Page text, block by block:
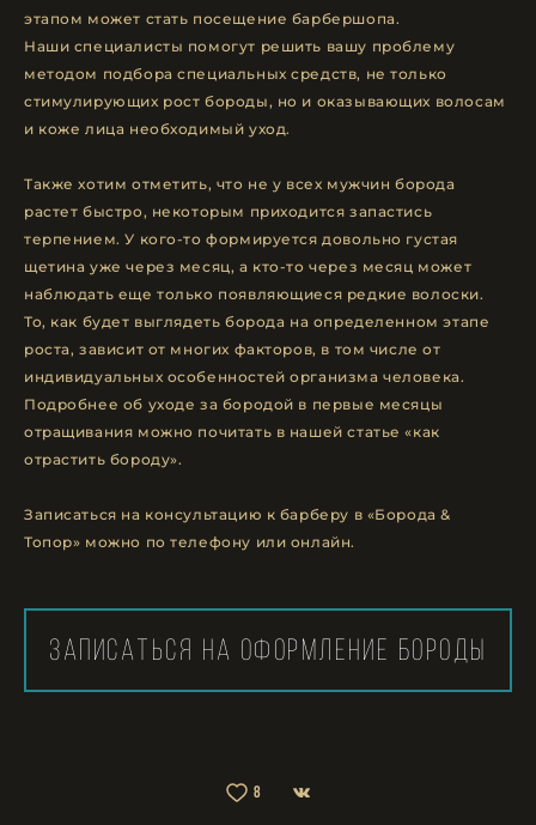
этапом может стать посещение барбершопа.
Наши специалисты помогут решить вашу проблему
методом подбора специальных средств, не только
стимулирующих рост бороды, но и оказывающих волосам
и коже лица необходимый уход.
Также хотим отметить, что не у всех мужчин борода
растет быстро, некоторым приходится запастись
терпением. У кого-то формируется довольно густая
щетина уже через месяц, а кто-то через месяц может
наблюдать еще только появляющиеся редкие волоски.
То, как будет выглядеть борода на определенном этапе
роста, зависит от многих факторов, в том числе от
индивидуальных особенностей организма человека.
Подробнее об уходе за бородой в первые месяцы
отращивания можно почитать в нашей статье «как
отрастить бороду».
Записаться на консультацию к барберу в «Борода &
Топор» можно по телефону или онлайн.
ЗАПИСАТЬСЯ НА ОФОРМЛЕНИЕ БОРОДЫ
8